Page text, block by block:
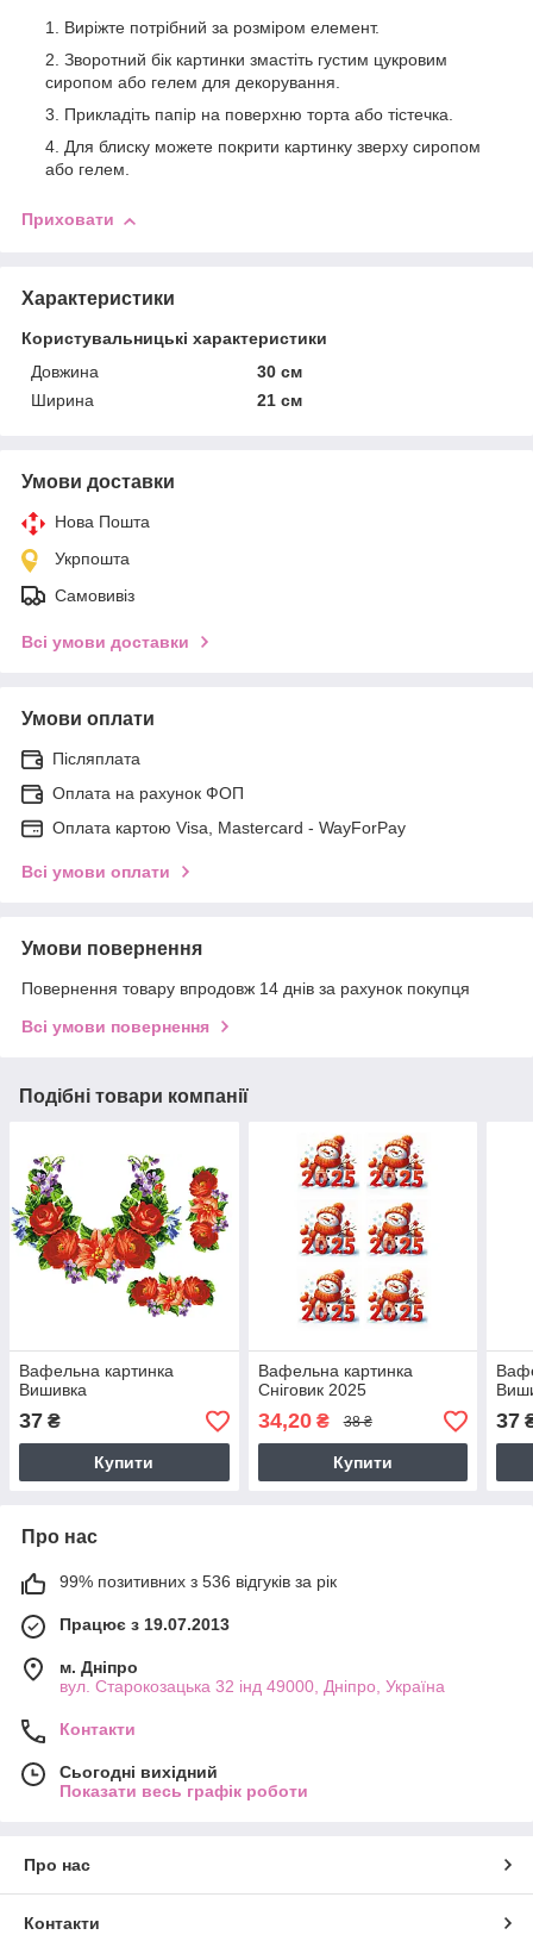
Виріжте потрібний за розміром елемент.
Зворотний бік картинки змастіть густим цукровим
сиропом або гелем для декорування.
Прикладіть папір на поверхню торта або тістечка.
Для блиску можете покрити картинку зверху сиропом
або гелем.
Приховати
Характеристики
Користувальницькі характеристики
Довжина
30 см
Ширина
21 см
Умови доставки
Нова Пошта
Укрпошта
Самовивіз
Всі умови доставки
Умови оплати
Післяплата
Оплата на рахунок ФОП
Оплата картою Visa, Mastercard - WayForPay
Всі умови оплати
Умови повернення
Повернення товару впродовж 14 днів за рахунок покупця
Всі умови повернення
Подібні товари компанії
Вафельна картинка
Вишивка
37 ₴
Купити
Вафельна картинка
Сніговик 2025
34,20₴ 38 ₴
Купити
37
Про нас
99% позитивних з 536 відгуків за рік
Працює з 19.07.2013
м. Дніпро
вул. Старокозацька 32 інд 49000, Дніпро, Україна
Контакти
Сьогодні вихідний
Показати весь графік роботи
Про нас
Контакти